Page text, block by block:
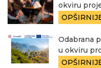
okviru
Odabrana
u okviru